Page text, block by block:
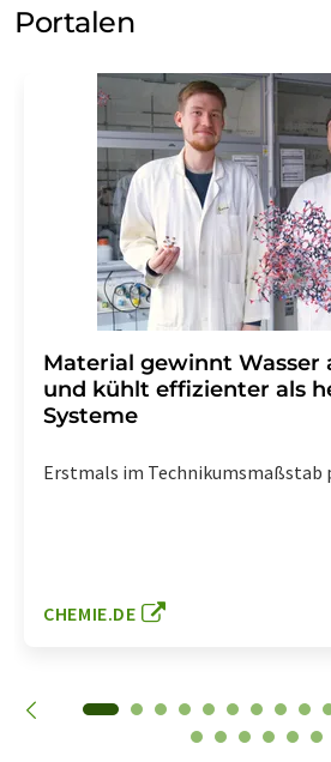
Portalen
Material gewinnt Wasser
und kühlt effizienter als
Systeme
Erstmals im Technikumsmaßstab
CHEMIE.DE